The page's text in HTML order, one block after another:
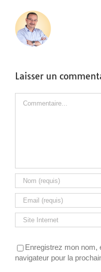
Laisser un
Enregistrez mon nom,
navigateur pour la